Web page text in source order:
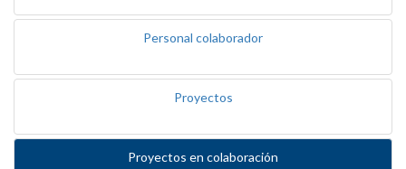
Personal colaborador
Proyectos
Proyectos en colaboración